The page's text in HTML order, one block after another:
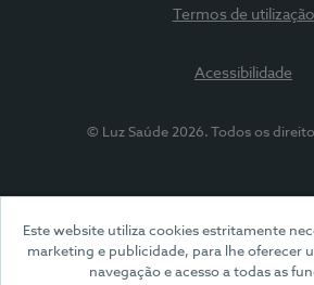
Este website utiliza cookies estritamente
marketing e publicidade, para lhe oferecer
navegação e acesso a todas as
Termos de utilização
Acessibilidade
© Luz Saúde 2026. Todos os